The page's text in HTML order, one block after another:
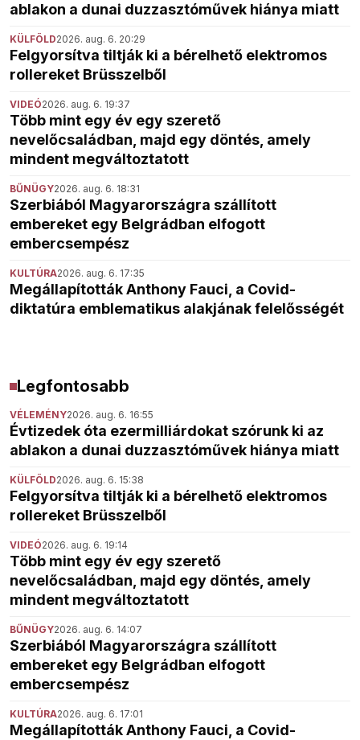
ablakon a dunai duzzasztóművek hiánya miatt
KÜLFÖLD2026. aug. 6. 20:29
Felgyorsítva tiltják ki a bérelhető elektromos
rollereket Brüsszelből
VIDEÓ2026. aug. 6. 19:37
Több mint egy év egy szerető
nevelőcsaládban, majd egy döntés, amely
mindent megváltoztatott
BŰNÜGY2026. aug. 6. 18:31
Szerbiából Magyarországra szállított
embereket egy Belgrádban elfogott
embercsempész
KULTÚRA2026. aug. 6. 17:35
Megállapították Anthony Fauci, a Covid-
diktatúra emblematikus alakjának felelősségét
Legfontosabb
VÉLEMÉNY2026. aug. 6. 16:55
Évtizedek óta ezermilliárdokat szórunk ki az
ablakon a dunai duzzasztóművek hiánya miatt
KÜLFÖLD2026. aug. 6. 15:38
Felgyorsítva tiltják ki a bérelhető elektromos
rollereket Brüsszelből
VIDEÓ2026. aug. 6. 19:14
Több mint egy év egy szerető
nevelőcsaládban, majd egy döntés, amely
mindent megváltoztatott
BŰNÜGY2026. aug. 6. 14:07
Szerbiából Magyarországra szállított
embereket egy Belgrádban elfogott
embercsempész
KULTÚRA2026. aug. 6. 17:01
Megállapították Anthony Fauci, a Covid-